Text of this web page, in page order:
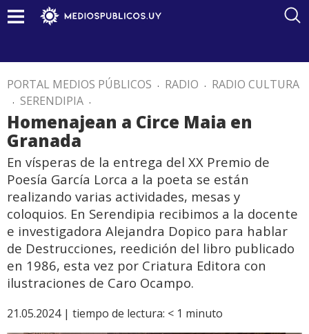
PORTAL MEDIOS PÚBLICOS . RADIO . RADIO CULTURA
. SERENDIPIA .
Homenajean a Circe Maia en
Granada
En vísperas de la entrega del XX Premio de
Poesía García Lorca a la poeta se están
realizando varias actividades, mesas y
coloquios. En Serendipia recibimos a la docente
e investigadora Alejandra Dopico para hablar
de Destrucciones, reedición del libro publicado
en 1986, esta vez por Criatura Editora con
ilustraciones de Caro Ocampo.
21.05.2024 | tiempo de lectura: < 1 minuto